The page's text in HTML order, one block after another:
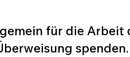
für die Arbeit